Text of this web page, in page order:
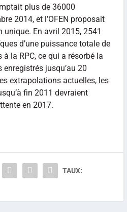
plus de 36000
2014, et l’OFEN proposait
unique. En avril 2015, 2541
d’une puissance totale de
la RPC, ce qui a résorbé la
enregistrés jusqu’au 20
extrapolations actuelles, les
fin 2011 devraient
en 2017.
TAUX: